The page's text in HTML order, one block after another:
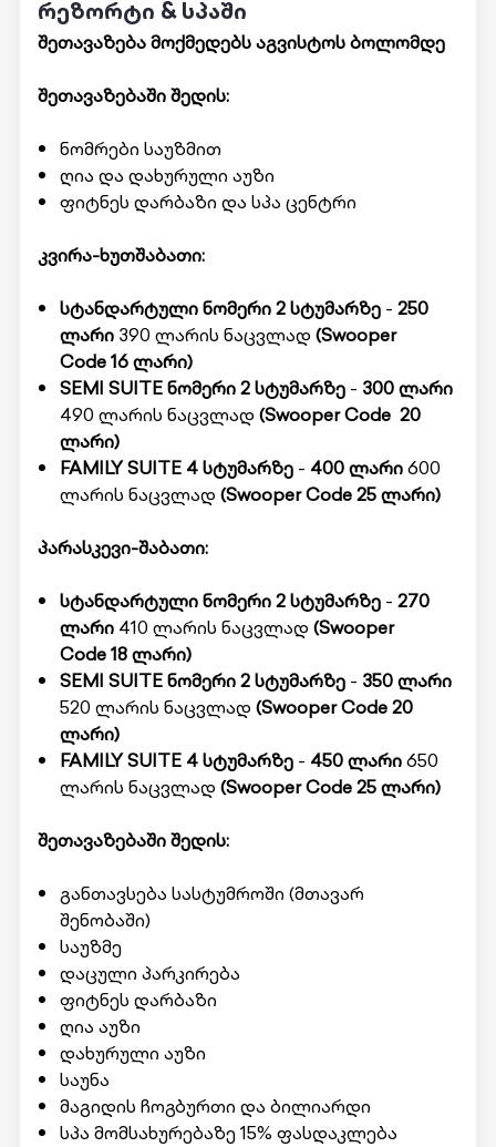
რეზორტი & სპაში
შეთავაზება მოქმედებს აგვისტოს ბოლომდე
შეთავაზებაში შედის:
ნომრები საუზმით
ღია და დახურული აუზი
ფიტნეს დარბაზი და სპა ცენტრი
კვირა-ხუთშაბათი:
სტანდარტული ნომერი 2 სტუმარზე- 250
ლარი390 ლარის ნაცვლად (Swooper
Code 16 ლარი)
SEMI SUITE ნომერი 2 სტუმარზე- 300 ლარი
490 ლარის ნაცვლად (Swooper Code 20
ლარი)
FAMILY SUITE 4 სტუმარზე- 400 ლარი600
ლარის ნაცვლად (Swooper Code 25 ლარი)
პარასკევი-შაბათი:
სტანდარტული ნომერი 2 სტუმარზე- 270
ლარი410 ლარის ნაცვლად (Swooper
Code 18 ლარი)
SEMI SUITE ნომერი 2 სტუმარზე- 350 ლარი
520 ლარის ნაცვლად (Swooper Code 20
ლარი)
FAMILY SUITE 4 სტუმარზე- 450 ლარი650
ლარის ნაცვლად (Swooper Code25 ლარი)
შეთავაზებაში შედის:
განთავსება სასტუმროში (მთავარ
შენობაში)
საუზმე
დაცული პარკირება
ფიტნეს დარბაზი
ღია აუზი
დახურული აუზი
საუნა
მაგიდის ჩოგბურთი და ბილიარდი
სპა მომსახურებაზე 15% ფასდაკლება